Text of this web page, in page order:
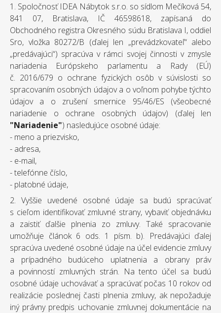
1. Spoločnosť IDEA Nábytok s.r.o. so sídlom Mečíková 54,
841 07, Bratislava, IČ 46598618, zapísaná do
Obchodného registra Okresného súdu Bratislava I, oddiel
Sro, vložka 80272/B (ďalej len „prevádzkovateľ“ alebo
„predávajúci“) spracúva v rámci svojej činnosti v zmysle
nariadenia Európskeho parlamentu a Rady (EÚ)
č. 2016/679 o ochrane fyzických osôb v súvislosti so
spracovaním osobných údajov a o voľnom pohybe týchto
údajov a o zrušení smernice 95/46/ES (všeobecné
nariadenie o ochrane osobných údajov) (ďalej len
"Nariadenie") nasledujúce osobné údaje:
- meno a priezvisko,
- adresa,
- e-mail,
- telefónne číslo,
- platobné údaje,
2. Vyššie uvedené osobné údaje sa budú spracúvať
s cieľom identifikovať zmluvné strany, vybaviť objednávku
a zaistiť ďalšie plnenia zo zmluvy. Také spracovanie
umožňuje článok 6 ods. 1 písm. b). Predávajúci ďalej
spracúva uvedené osobné údaje na účel evidencie zmluvy
a prípadného budúceho uplatnenia a obrany práv
a povinností zmluvných strán. Na tento účel sa budú
osobné údaje uchovávať a spracúvať počas 10 rokov od
realizácie poslednej časti plnenia zmluvy, ak nepožaduje
iný právny predpis uchovanie zmluvnej dokumentácie na